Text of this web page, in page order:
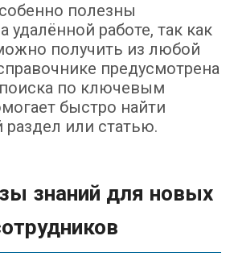
полезны
удалённой работе, так как
получить из любой
предусмотрена
по ключевым
быстро найти
или статью.
знаний для новых